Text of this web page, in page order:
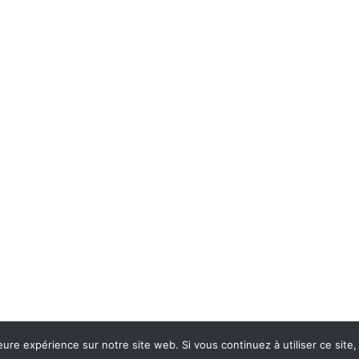
expérience sur notre site web. Si vous continuez à utiliser ce